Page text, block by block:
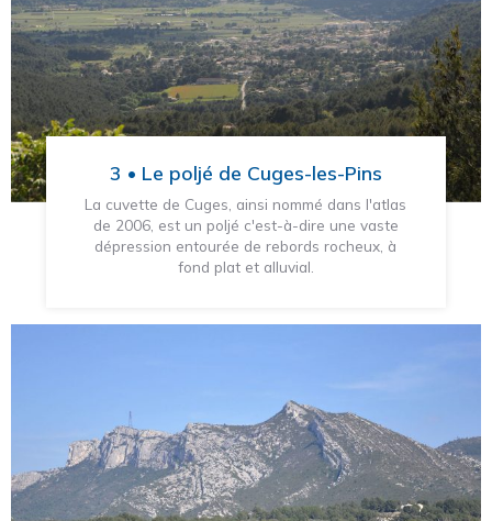
3 • Le poljé de Cuges-les-Pins
La cuvette de Cuges, ainsi nommé dans l'atlas
de 2006, est un poljé c'est-à-dire une vaste
dépression entourée de rebords rocheux, à
fond plat et alluvial.